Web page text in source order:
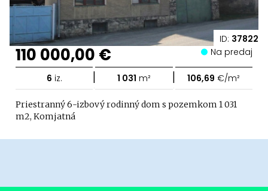
ID: 37822
110 000,00 € Na predaj
6 iz. | 1 031 m² | 106,69 €/m²
Priestranný 6-izbový rodinný dom s pozemkom 1 031
m2, Komjatná